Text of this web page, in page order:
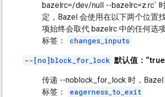
bazelrc=/dev/null --bazelrc=z.rc`
定，Bazel 会使用在以下两个位置
项始终会取代 bazelrc 中的任何选项
标签：
changes_inputs
--[no]block_for_lock 默认值：
传递 --noblock_for_lock 时，
标签：
eagerness_to_exit